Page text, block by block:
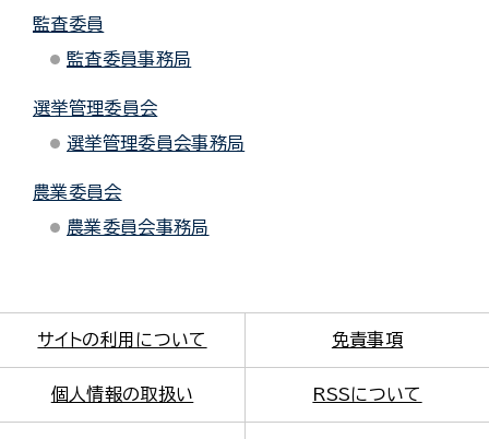
監査委員
監査委員事務局
選挙管理委員会
選挙管理委員会事務局
農業委員会
農業委員会事務局
サイトの利用について 免責事項
個人情報の取扱い RSSについて